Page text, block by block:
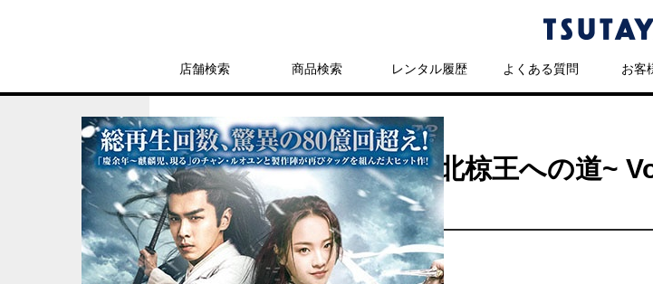
店舗検索 商品検索 レンタル履歴 よくある質問 お客
レンタル ＤＶＤ
雪中悍刀行~徐鳳年、北椋王への道~
レンタル開始日：2025年6月4日